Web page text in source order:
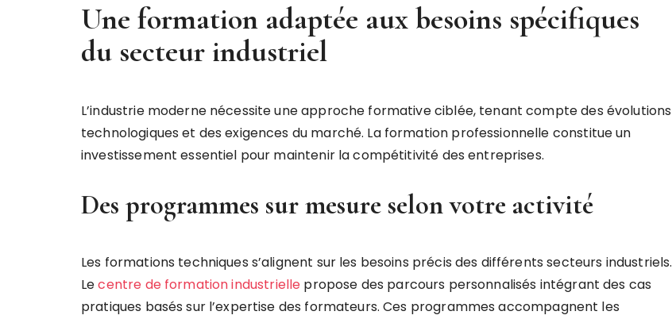
Une formation adaptée aux besoins spécifiques
du secteur industriel
L’industrie moderne nécessite une approche formative ciblée, tenant compte des évolutions
technologiques et des exigences du marché. La formation professionnelle constitue un
investissement essentiel pour maintenir la compétitivité des entreprises.
Des programmes sur mesure selon votre activité
Les formations techniques s’alignent sur les besoins précis des différents secteurs industriels.
Lecentre de formation industrielle propose des parcours personnalisés intégrant des cas
pratiques basés sur l’expertise des formateurs. Ces programmes accompagnent les